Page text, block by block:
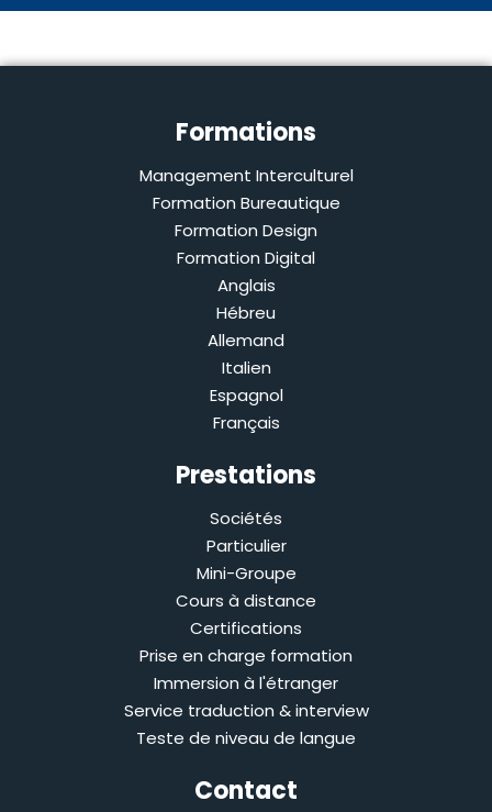
Formations
Management Interculturel
Formation Bureautique
Formation Design
Formation Digital
Anglais
Hébreu
Allemand
Italien
Espagnol
Français
Prestations
Sociétés
Particulier
Mini-Groupe
Cours à distance
Certifications
Prise en charge formation
Immersion à l'étranger
Service traduction & interview
Teste de niveau de langue
Contact